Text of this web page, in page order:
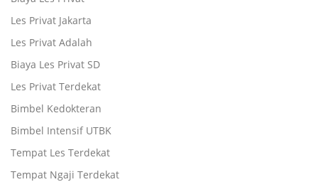
Les Privat Jakarta
Les Privat Adalah
Biaya Les Privat SD
Les Privat Terdekat
Bimbel Kedokteran
Bimbel Intensif UTBK
Tempat Les Terdekat
Tempat Ngaji Terdekat